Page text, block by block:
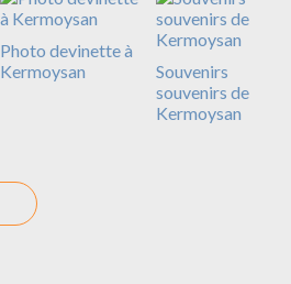
Photo devinette à
Kermoysan
Souvenirs
souvenirs de
Kermoysan